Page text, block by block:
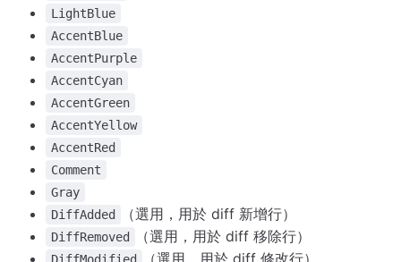
LightBlue
AccentBlue
AccentPurple
AccentCyan
AccentGreen
AccentYellow
AccentRed
Comment
Gray
DiffAdded
（選用，用於 diff 新增行）
DiffRemoved （選用，用於 diff 移除行）